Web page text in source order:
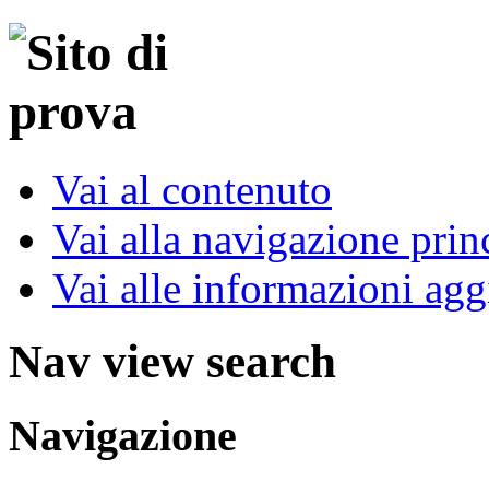
Vai al contenuto
Vai alla navigazione
Vai alle informazioni
Nav view search
Navigazione